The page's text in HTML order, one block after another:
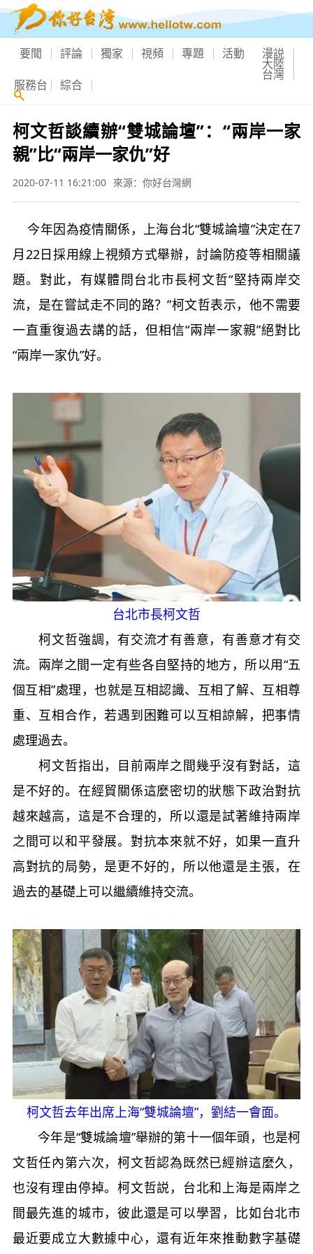
要聞 評論 獨家 視頻 專題 活動 漫説
大陸
台灣
服務台 綜合
柯文哲談續辦“雙城論壇”：“兩岸一家
親”比“兩岸一家仇”好
2020-07-11 16:21:00 來源：你好台灣網
今年因為疫情關係，上海台北“雙城論壇”決定在7
月22日採用線上視頻方式舉辦，討論防疫等相關議
題。對此，有媒體問台北市長柯文哲“堅持兩岸交
流，是在嘗試走不同的路？”柯文哲表示，他不需要
一直重復過去講的話，但相信“兩岸一家親”絕對比
“兩岸一家仇”好。
台北市長柯文哲
柯文哲強調，有交流才有善意，有善意才有交
流。兩岸之間一定有些各自堅持的地方，所以用“五
個互相”處理，也就是互相認識、互相了解、互相尊
重、互相合作，若遇到困難可以互相諒解，把事情
處理過去。
柯文哲指出，目前兩岸之間幾乎沒有對話，這
是不好的。在經貿關係這麼密切的狀態下政治對抗
越來越高，這是不合理的，所以還是試著維持兩岸
之間可以和平發展。對抗本來就不好，如果一直升
高對抗的局勢，是更不好的，所以他還是主張，在
過去的基礎上可以繼續維持交流。
柯文哲去年出席上海“雙城論壇”，劉結一會面。
今年是“雙城論壇”舉辦的第十一個年頭，也是柯
文哲任內第六次，柯文哲認為既然已經辦這麼久，
也沒有理由停掉。柯文哲説，台北和上海是兩岸之
間最先進的城市，彼此還是可以學習，比如台北市
最近要成立大數據中心，還有近年來推動數字基礎